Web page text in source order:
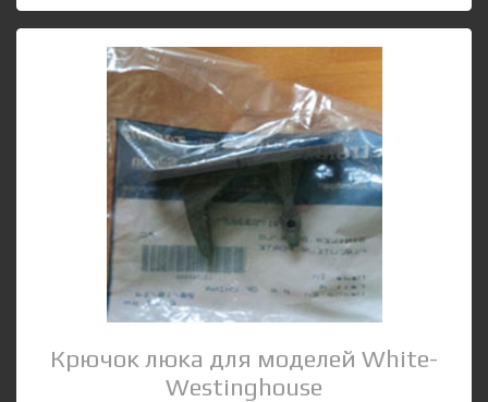
Крючок люка для моделей White-
Westinghouse